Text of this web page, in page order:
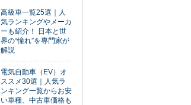
高級車一覧25選｜人
気ランキングやメーカ
ーも紹介！ 日本と世
界の“憧れ”を専門家が
解説
電気自動車（EV）オ
ススメ30選｜人気ラ
ンキング一覧からお安
い車種、中古車価格も